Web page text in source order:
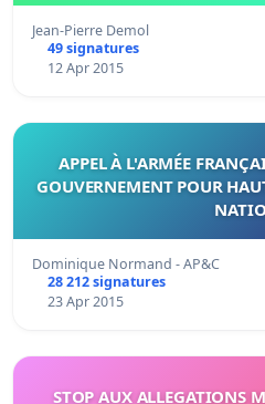
Jean-Pierre Demol
49 signatures
12 Apr 2015
APPEL À L'ARMÉE
GOUVERNEMENT POUR
Dominique Normand - AP&C
28 212 signatures
23 Apr 2015
STOP AUX ALLEGATIONS